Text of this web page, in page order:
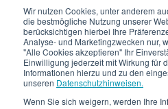
Wir nutzen Cookies, unter anderem
die bestmögliche Nutzung unserer
berücksichtigen hierbei Ihre
Analyse- und Marketingzwecken nur,
"Alle Cookies akzeptieren" Ihr
Einwilligung jederzeit mit Wirkung für
Informationen hierzu und zu den
unseren Datenschutzhinweisen.
Wenn Sie sich weigern, werden Ihre
JOBS & KARRIERE
DATENSCHUTZ
Copyright © 2020. All